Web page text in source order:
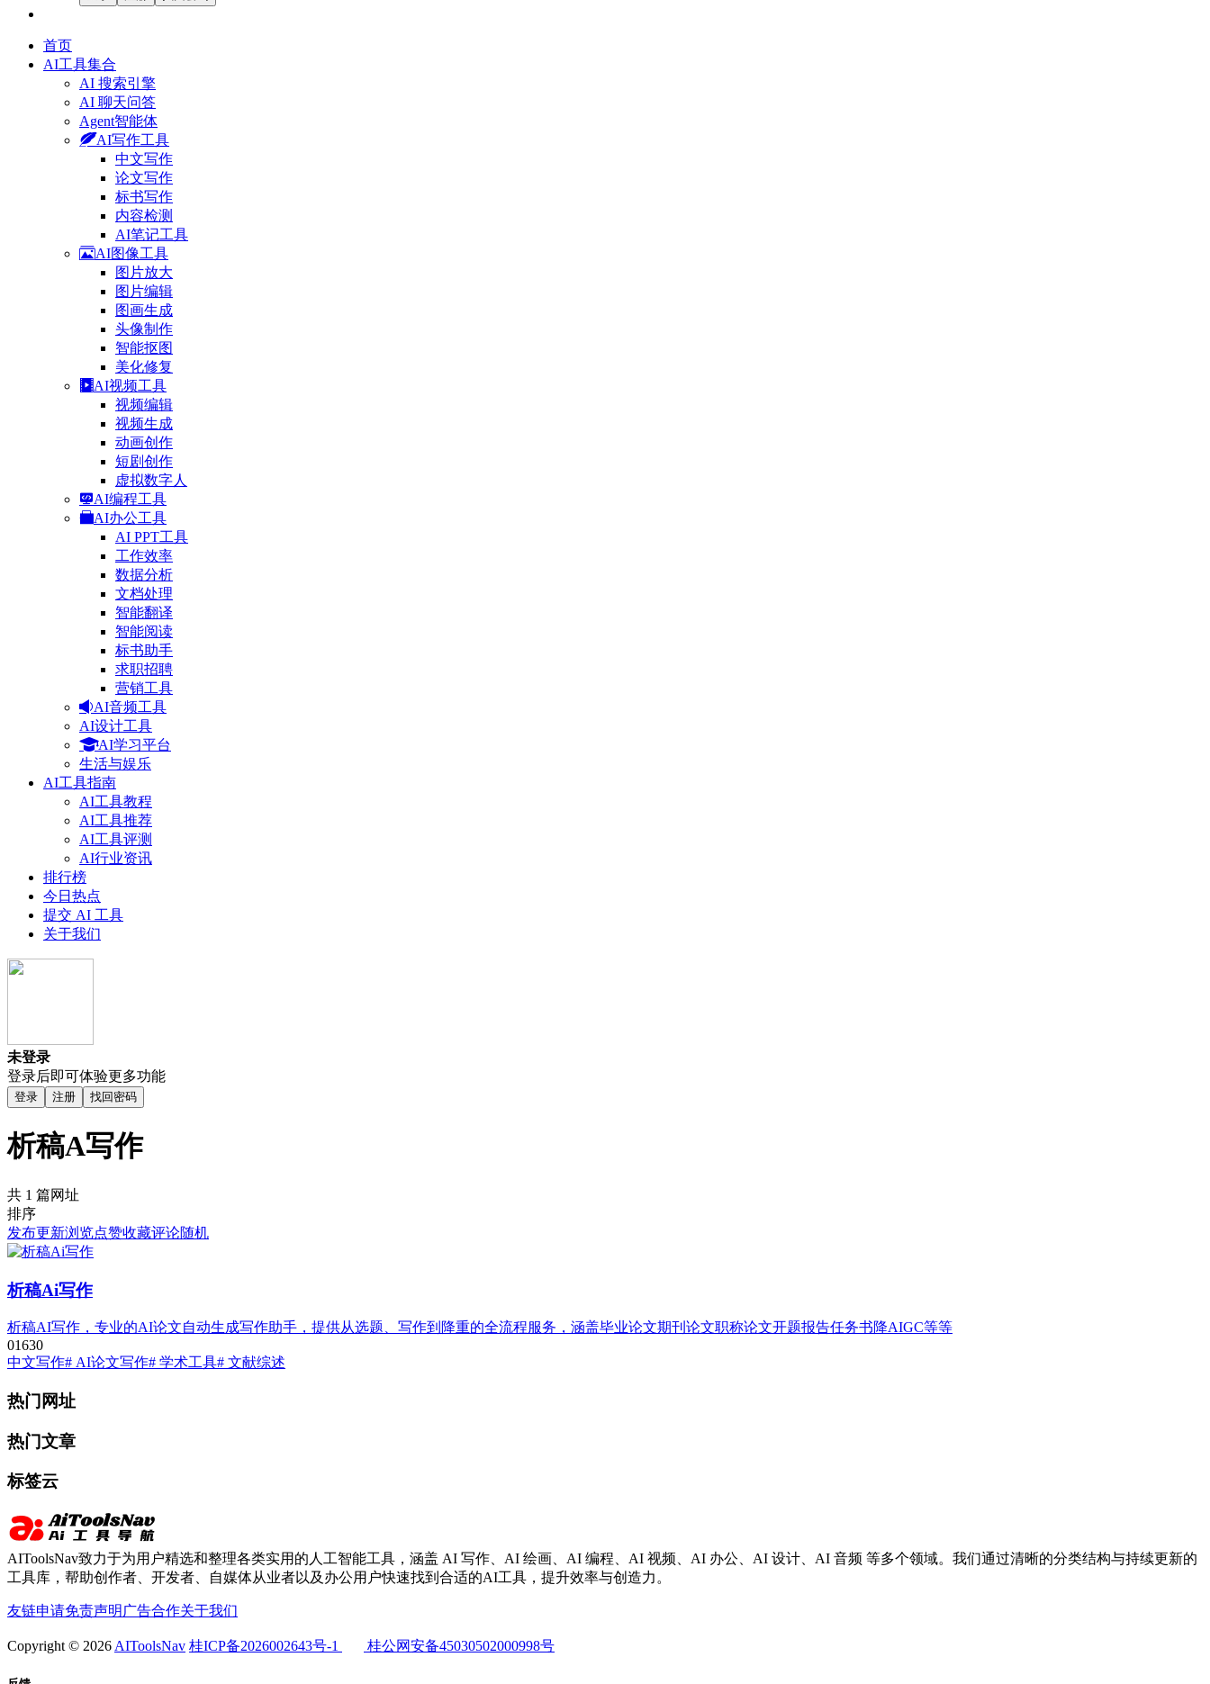
首页
AI工具集合
AI 搜索引擎
AI 聊天问答
Agent智能体
AI写作工具
中文写作
论文写作
标书写作
内容检测
AI笔记工具
AI图像工具
图片放大
图片编辑
图画生成
头像制作
智能抠图
美化修复
AI视频工具
视频编辑
视频生成
动画创作
短剧创作
虚拟数字人
AI编程工具
AI办公工具
AI PPT工具
工作效率
数据分析
文档处理
智能翻译
智能阅读
标书助手
求职招聘
营销工具
AI音频工具
AI设计工具
AI学习平台
生活与娱乐
AI工具指南
AI工具教程
AI工具推荐
AI工具评测
AI行业资讯
排行榜
今日热点
提交 AI 工具
关于我们
未登录
登录后即可体验更多功能
登录 注册 找回密码
析稿A写作
共 1 篇网址
排序
发布更新浏览点赞收藏评论随机
析稿Ai写作
析稿AI写作，专业的AI论文自动生成写作助手，提供从选题、写作到降重的全流程服务，涵盖毕业论文期刊论文职称论文开题报告任务书降AIGC等等
01630
中文写作# AI论文写作# 学术工具# 文献综述
热门网址
热门文章
标签云
AIToolsNav致力于为用户精选和整理各类实用的人工智能工具，涵盖 AI 写作、AI 绘画、AI 编程、AI 视频、AI 办公、AI 设计、AI 音频 等多个领域。我们通过清晰的分类结构与持续更新的
工具库，帮助创作者、开发者、自媒体从业者以及办公用户快速找到合适的AI工具，提升效率与创造力。
友链申请免责声明 广告合作关于我们
Copyright © 2026 AIToolsNav 桂ICP备2026002643号-1 桂公网安备45030502000998号